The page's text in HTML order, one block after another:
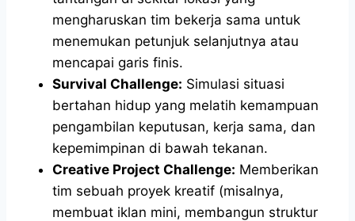
mengharuskan tim bekerja sama untuk
menemukan petunjuk selanjutnya atau
mencapai garis finis.
Survival Challenge: Simulasi situasi
bertahan hidup yang melatih kemampuan
pengambilan keputusan, kerja sama, dan
kepemimpinan di bawah tekanan.
Creative Project Challenge: Memberikan
tim sebuah proyek kreatif (misalnya,
membuat iklan mini, membangun struktur